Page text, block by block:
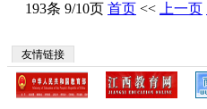
193条 9/10页 首页 << 上一页
友情链接